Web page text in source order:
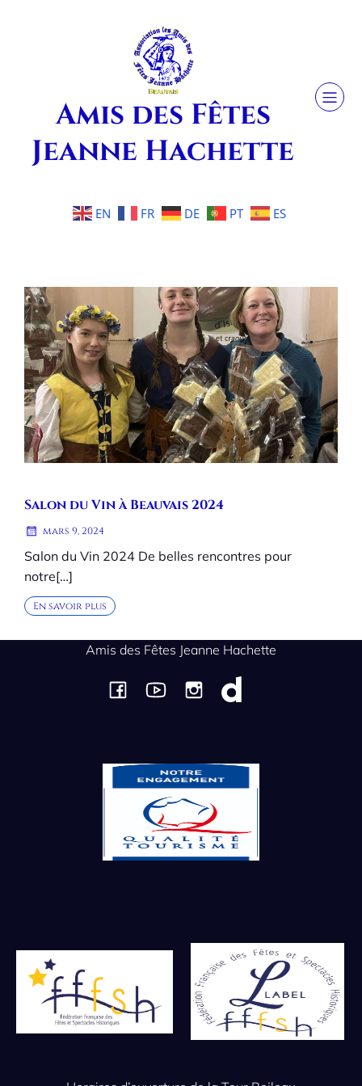
Amis des Fêtes
Jeanne Hachette
EN FR DE PT ES
Salon du Vin à Beauvais 2024
mars 9, 2024
Salon du Vin 2024 De belles rencontres pour
notre[…]
En savoir plus
Amis des Fêtes Jeanne Hachette